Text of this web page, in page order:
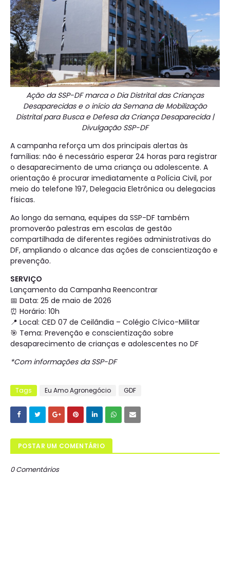
Ação da SSP-DF marca o Dia Distrital das Crianças
Desaparecidas e o início da Semana de Mobilização
Distrital para Busca e Defesa da Criança Desaparecida |
Divulgação SSP-DF
A campanha reforça um dos principais alertas às
famílias: não é necessário esperar 24 horas para registrar
o desaparecimento de uma criança ou adolescente. A
orientação é procurar imediatamente a Polícia Civil, por
meio do telefone 197, Delegacia Eletrônica ou delegacias
físicas.
Ao longo da semana, equipes da SSP-DF também
promoverão palestras em escolas de gestão
compartilhada de diferentes regiões administrativas do
DF, ampliando o alcance das ações de conscientização e
prevenção.
SERVIÇO
Lançamento da Campanha Reencontrar
📅 Data: 25 de maio de 2026
⏰ Horário: 10h
📍 Local: CED 07 de Ceilândia – Colégio Cívico-Militar
🎯 Tema: Prevenção e conscientização sobre
desaparecimento de crianças e adolescentes no DF
*Com informações da SSP-DF
Tags Eu Amo Agronegócio GDF
POSTAR UM COMENTÁRIO
0 Comentários